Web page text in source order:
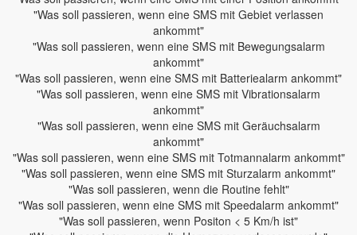
"Was soll passieren, wenn eine SMS mit Gebiet verlassen
ankommt"
"Was soll passieren, wenn eine SMS mit Bewegungsalarm
ankommt"
"Was soll passieren, wenn eine SMS mit Batteriealarm ankommt"
"Was soll passieren, wenn eine SMS mit Vibrationsalarm
ankommt"
"Was soll passieren, wenn eine SMS mit Geräuchsalarm
ankommt"
"Was soll passieren, wenn eine SMS mit Totmannalarm ankommt"
"Was soll passieren, wenn eine SMS mit Sturzalarm ankommt"
"Was soll passieren, wenn die Routine fehlt"
"Was soll passieren, wenn eine SMS mit Speedalarm ankommt"
"Was soll passieren, wenn Positon < 5 Km/h ist"